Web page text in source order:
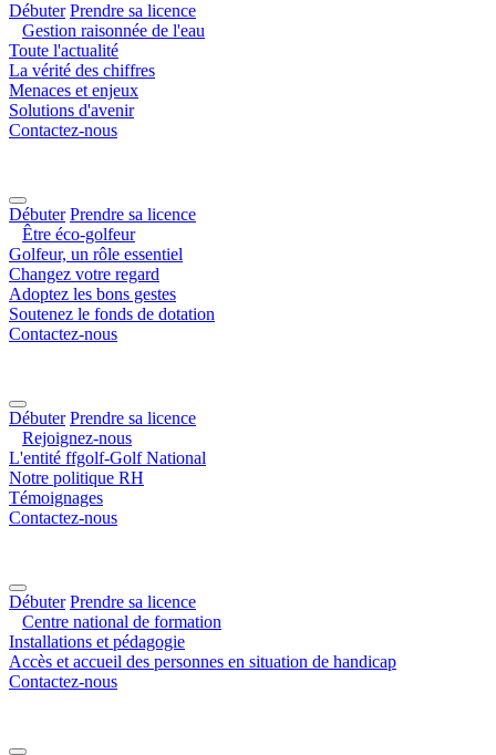
Débuter Prendre sa licence
Gestion raisonnée de l'eau
Toute l'actualité
La vérité des chiffres
Menaces et enjeux
Solutions d'avenir
Contactez-nous
Débuter Prendre sa licence
Être éco-golfeur
Golfeur, un rôle essentiel
Changez votre regard
Adoptez les bons gestes
Soutenez le fonds de dotation
Contactez-nous
Débuter Prendre sa licence
Rejoignez-nous
L'entité ffgolf-Golf National
Notre politique RH
Témoignages
Contactez-nous
Débuter Prendre sa licence
Centre national de formation
Installations et pédagogie
Accès et accueil des personnes en situation de handicap
Contactez-nous